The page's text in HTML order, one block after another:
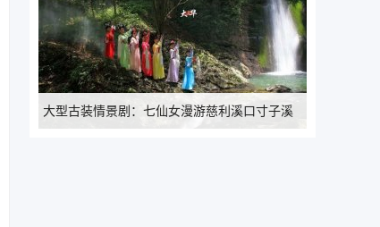
大型古装情景剧：七仙女漫游慈利溪口寸子溪